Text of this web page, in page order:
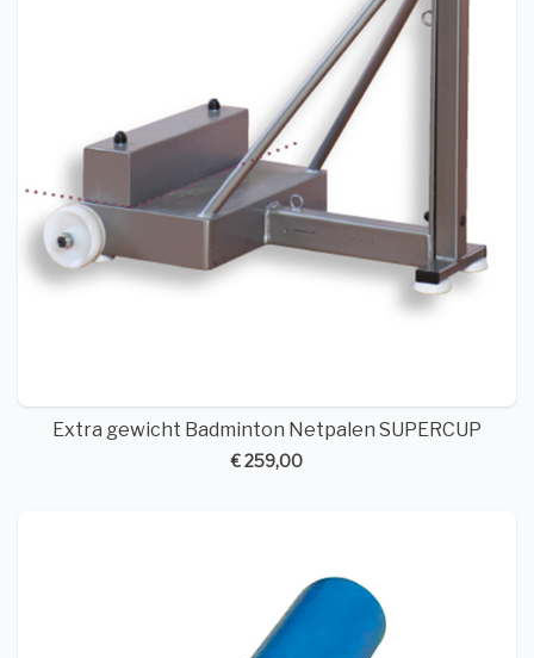
Extra gewicht Badminton Netpalen SUPERCUP
€ 259,00